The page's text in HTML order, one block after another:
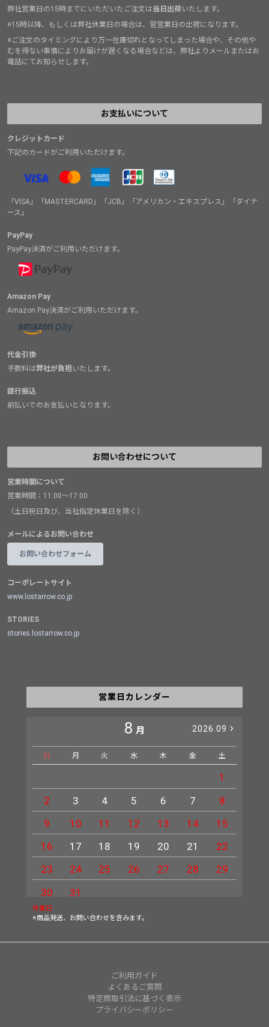
弊社営業日の15時までにいただいたご注文は当日出荷いたします。
※15時以降、もしくは弊社休業日の場合は、翌営業日の出荷になります。
※ご注文のタイミングにより万一在庫切れとなってしまった場合や、その他や
むを得ない事情によりお届けが遅くなる場合などは、弊社よりメールまたはお
電話にてお知らせします。
お支払いについて
クレジットカード
下記のカードがご利用いただけます。
「VISA」「MASTERCARD」「JCB」「アメリカン・エキスプレス」「ダイナ
ース」
PayPay
PayPay決済がご利用いただけます。
Amazon Pay
Amazon Pay決済がご利用いただけます。
代金引換
手数料は弊社が負担 いたします。
銀行振込
前払いでのお支払いとなります。
お問い合わせについて
営業時間について
営業時間：11:00～17:00
（土日祝日及び、当社指定休業日を除く）
メールによるお問い合わせ
お問い合わせフォーム
コーポレートサイト
www.lostarrow.co.jp
STORIES
stories.lostarrow.co.jp
営業日カレンダー
8 月 2026.09
日 月 火 水 木 金 土
1
2
3 4 5 6 7
8
9
10 11 12 13 14
15
16
17 18 19 20 21
22
23
24 25 26 27 28
29
30
31
休業日
※商品発送、お問い合わせを含みます。
ご利用ガイド
よくあるご質問
特定商取引法に基づく表示
プライバシーポリシー